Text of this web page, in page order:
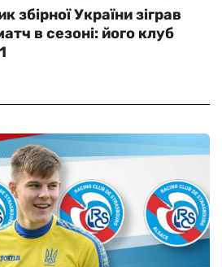
збірної України зіграв
в сезоні: його клуб